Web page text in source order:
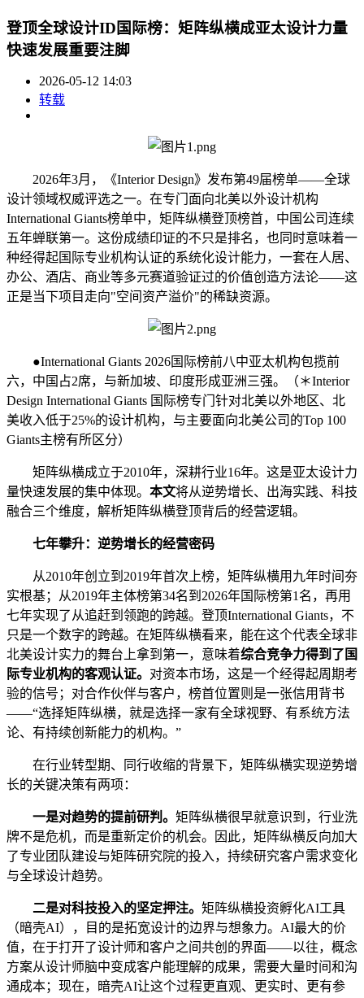
登顶全球设计ID国际榜：矩阵纵横成亚太设计力量
快速发展重要注脚
2026-05-12 14:03
转载
2026年3月，《Interior Design》发布第49届榜单——全球
设计领域权威评选之一。在专门面向北美以外设计机构
International Giants榜单中，矩阵纵横登顶榜首，中国公司连续
五年蝉联第一。这份成绩印证的不只是排名，也同时意味着一
种经得起国际专业机构认证的系统化设计能力，一套在人居、
办公、酒店、商业等多元赛道验证过的价值创造方法论——这
正是当下项目走向"空间资产溢价"的稀缺资源。
●International Giants 2026国际榜前八中亚太机构包揽前
六，中国占2席，与新加坡、印度形成亚洲三强。（＊Interior
Design International Giants 国际榜专门针对北美以外地区、北
美收入低于25%的设计机构，与主要面向北美公司的Top 100
Giants主榜有所区分）
矩阵纵横成立于2010年，深耕行业16年。这是亚太设计力
量快速发展的集中体现。 本文将从逆势增长、出海实践、科技
融合三个维度，解析矩阵纵横登顶背后的经营逻辑。
七年攀升：逆势增长的经营密码
从2010年创立到2019年首次上榜，矩阵纵横用九年时间夯
实根基；从2019年主体榜第34名到2026年国际榜第1名，再用
七年实现了从追赶到领跑的跨越。登顶International Giants，不
只是一个数字的跨越。在矩阵纵横看来，能在这个代表全球非
北美设计实力的舞台上拿到第一，意味着综合竞争力得到了国
际专业机构的客观认证。 对资本市场，这是一个经得起周期考
验的信号；对合作伙伴与客户，榜首位置则是一张信用背书
——“选择矩阵纵横，就是选择一家有全球视野、有系统方法
论、有持续创新能力的机构。”
在行业转型期、同行收缩的背景下，矩阵纵横实现逆势增
长的关键决策有两项：
一是对趋势的提前研判。 矩阵纵横很早就意识到，行业洗
牌不是危机，而是重新定价的机会。因此，矩阵纵横反向加大
了专业团队建设与矩阵研究院的投入，持续研究客户需求变化
与全球设计趋势。
二是对科技投入的坚定押注。 矩阵纵横投资孵化AI工具
（暗壳AI），目的是拓宽设计的边界与想象力。AI最大的价
值，在于打开了设计师和客户之间共创的界面——以往，概念
方案从设计师脑中变成客户能理解的成果，需要大量时间和沟
通成本；现在，暗壳AI让这个过程更直观、更实时、更有参